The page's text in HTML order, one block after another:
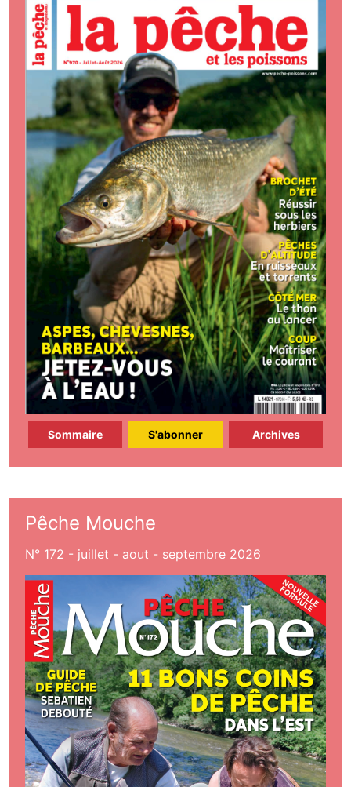
Sommaire S'abonner Archives
Pêche Mouche
N° 172 - juillet - aout - septembre 2026